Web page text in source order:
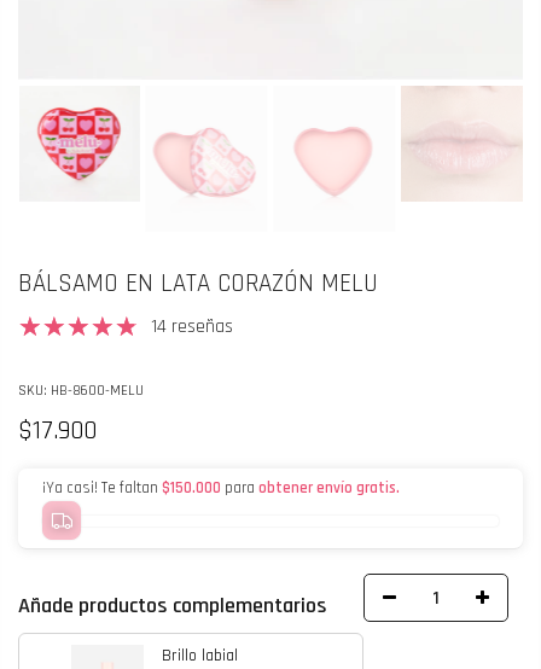
BÁLSAMO EN LATA CORAZÓN MELU
14 reseñas
SKU: HB-8600-MELU
$17.900
¡Ya casi! Te faltan $150.000 para obtener envío gratis.
Añade productos complementarios
Brillo labial